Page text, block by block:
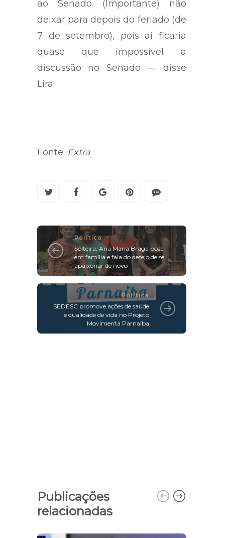
máximo que nós podemos dar
ao Senado. (Importante) não
deixar para depois do feriado (de
7 de setembro), pois aí ficaria
quase que impossível a
discussão no Senado — disse
Política
Solteira, Ana Maria Braga posa
em família e fala do desejo de se
apaixonar de novo
Política
SEDESC promove ações de saúde
e qualidade de vida no Projeto
Publicações
relacionadas